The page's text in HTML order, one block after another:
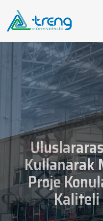
Kullanarak
Proje
Kaliteli
Kullanarak
Proje
Kaliteli
İnovasyonla
İleri